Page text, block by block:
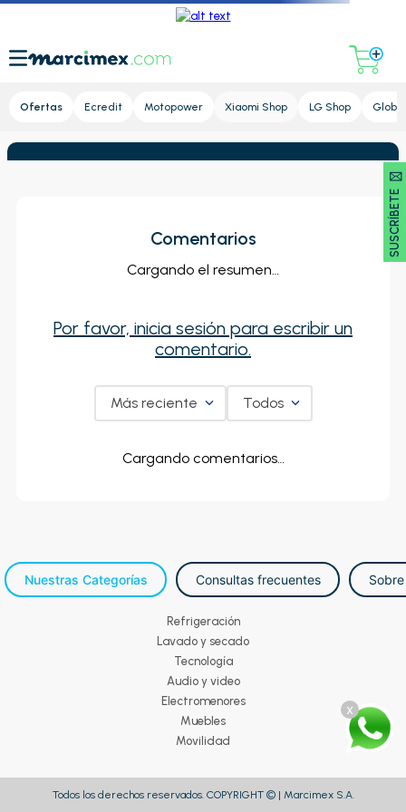
Ofertas Ecredit Motopower Xiaomi Shop LG Shop Global
SUSCRÍBETE 🖂
x
Comentarios
Cargando el resumen…
Por favor, inicia sesión para escribir un
comentario.
Más reciente Todos
Cargando comentarios…
Nuestras Categorías Consultas frecuentes
Refrigeración
Lavado y secado
Tecnología
Audio y video
Electromenores
Muebles
Movilidad
Todos los derechos reservados. COPYRIGHT © | Marcimex S.A.